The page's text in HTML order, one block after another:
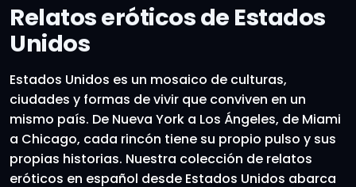
Relatos eróticos de Estados
Unidos
Estados Unidos es un mosaico de culturas,
ciudades y formas de vivir que conviven en un
mismo país. De Nueva York a Los Ángeles, de Miami
a Chicago, cada rincón tiene su propio pulso y sus
propias historias. Nuestra colección de relatos
eróticos en español desde Estados Unidos abarca